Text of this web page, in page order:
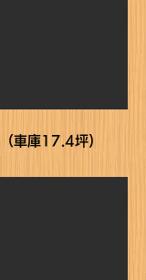
車庫17.4坪)